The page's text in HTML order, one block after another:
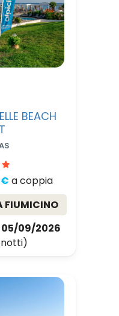
BEACH
€ a coppia
FIUMICINO
05/09/2026